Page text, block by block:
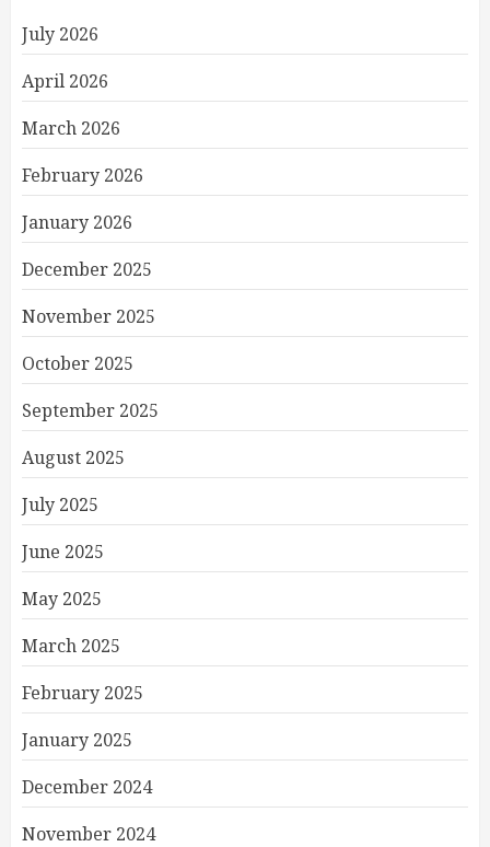
July 2026
April 2026
March 2026
February 2026
January 2026
December 2025
November 2025
October 2025
September 2025
August 2025
July 2025
June 2025
May 2025
March 2025
February 2025
January 2025
December 2024
November 2024